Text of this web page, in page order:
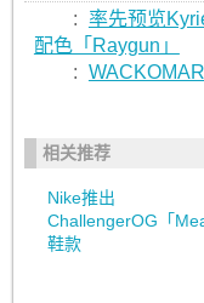
: 率先预览
配色「Raygun」
:
相关推荐
Nike推出
ChallengerOG「
鞋款